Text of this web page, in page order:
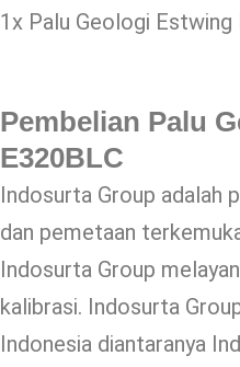
1x Palu Geologi Estwing
Pembelian Palu
E320BLC
Indosurta Group adalah
dan pemetaan
Indosurta Group
kalibrasi. Indosurta
Indonesia diantaranya